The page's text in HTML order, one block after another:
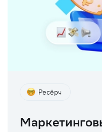
Ресёрч